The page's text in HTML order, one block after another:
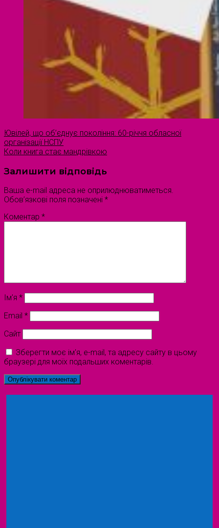
Ювілей, що об’єднує покоління: 60-річчя обласної
організації НСПУ
Коли книга стає мандрівкою
Залишити відповідь
Ваша e-mail адреса не оприлюднюватиметься.
Обов’язкові поля позначені *
Коментар *
Ім'я *
Email *
Сайт
Зберегти моє ім'я, e-mail, та адресу сайту в цьому
браузері для моїх подальших коментарів.